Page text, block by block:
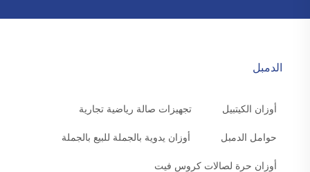
الدمبل
أوزان الكيتبيل تجهيزات صالة رياضية تجارية
حوامل الدمبل أوزان يدوية بالجملة للبيع بالجملة
أوزان حرة لصالات كروس فيت